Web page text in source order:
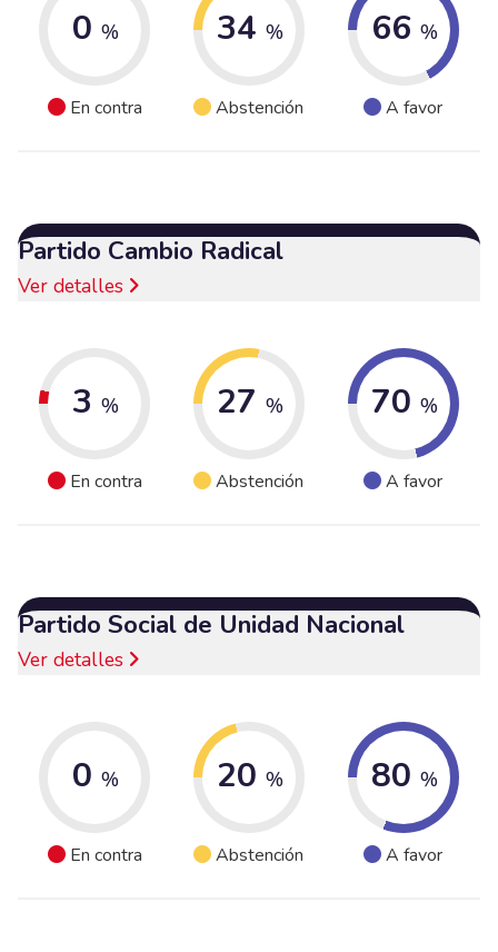
0 %
En contra
34 %
Abstención
66 %
A favor
Partido Cambio Radical
Ver detalles
3 %
En contra
27 %
Abstención
70 %
A favor
Partido Social de Unidad Nacional
Ver detalles
0 %
En contra
20 %
Abstención
80 %
A favor